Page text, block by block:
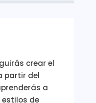
crear el
partir del
a
de